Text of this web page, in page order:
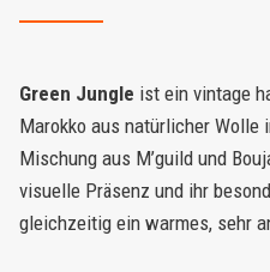
Green Jungle ist ein vintage
Marokko aus natürlicher Wolle
Mischung aus M’guild und
visuelle Präsenz und ihr
gleichzeitig ein warmes, sehr